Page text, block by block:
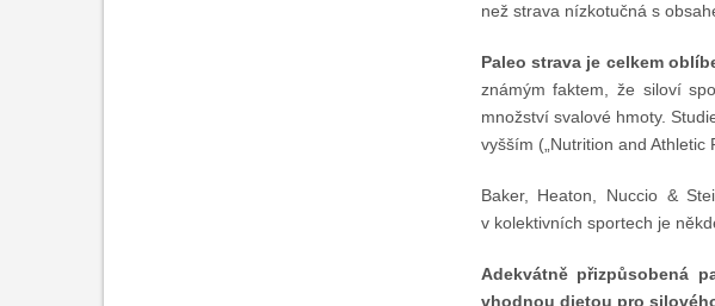
než strava nízkotučná s
Paleo strava je celkem
známým faktem, že siloví
množství svalové hmoty.
vyšším („Nutrition and Athletic
Baker, Heaton, Nuccio &
v kolektivních sportech je
Adekvátně přizpůsobená
vhodnou dietou pro